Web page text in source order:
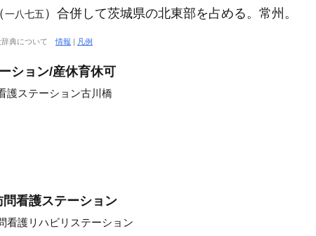
一八七五 ）合併して茨城県の北東部を占める。常州。
辞典について情報 | 凡例
ション/産休育休可
護ステーション古川橋
問看護ステーション
看護リハビリステーション